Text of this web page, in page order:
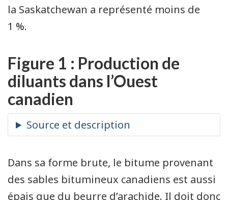
la Saskatchewan a représenté moins de
1 %.
Figure 1 : Production de
diluants dans l’Ouest
canadien
Dans sa forme brute, le bitume provenant
des sables bitumineux canadiens est aussi
épais que du beurre d’arachide. Il doit donc